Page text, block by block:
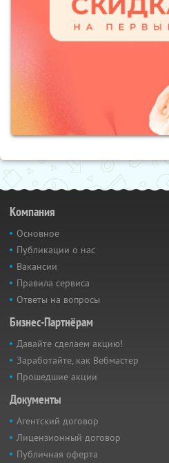
Компания
Основное
Публикации о нас
Вакансии
Правила сервиса
Ответы на вопросы
Бизнес-Партнёрам
Давайте сделаем акцию!
Заработайте, как Вебмастер
Прошедшие акции
Документы
Агентский договор
Лицензионный договор
Публичная оферта